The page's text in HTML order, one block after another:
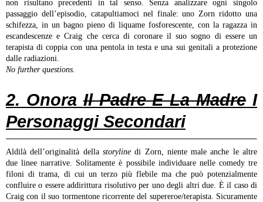
non risultano precedenti in tal senso. Senza analizzare ogni singolo
passaggio dell’episodio, catapultiamoci nel finale: uno Zorn ridotto una
schifezza, in un bagno pieno di liquame fosforescente, con la ragazza in
escandescenze e Craig che cerca di coronare il suo sogno di essere un
terapista di coppia con una pentola in testa e una sui genitali a protezione
dalle radiazioni.
No further questions.
2. OnoraIl Padre E La MadreI
Personaggi Secondari
Aldilà dell’originalità della storylinedi Zorn, niente male anche le altre
due linee narrative. Solitamente è possibile individuare nelle comedy tre
filoni di trama, di cui un terzo più flebile ma che può potenzialmente
confluire o essere addirittura risolutivo per uno degli altri due. È il caso di
Craig con il suo tormentone ricorrente del supereroe/terapista. Sicuramente